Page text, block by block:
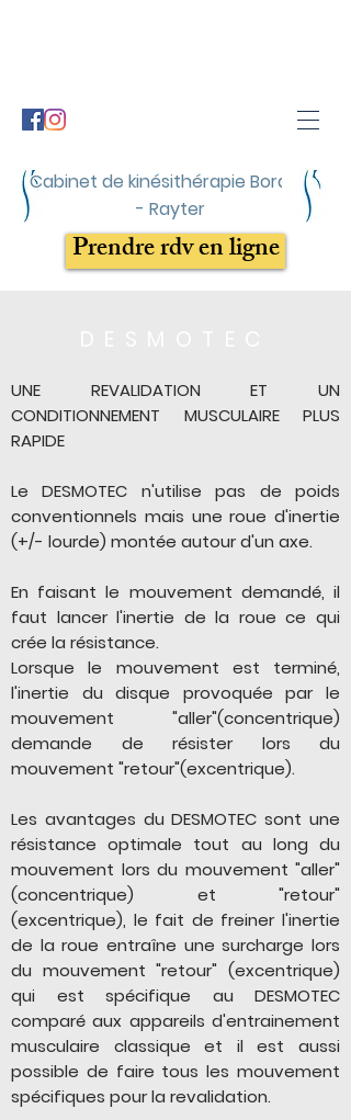
Cabinet de kinésithérapie Boraita
- Rayter
Prendre rdv en ligne
UNE REVALIDATION ET UN
CONDITIONNEMENT MUSCULAIRE PLUS
RAPIDE
Le DESMOTEC n'utilise pas de poids
conventionnels mais une roue d'inertie
(+/- lourde) montée autour d'un axe.
En faisant le mouvement demandé, il
faut lancer l'inertie de la roue ce qui
crée la résistance.
Lorsque le mouvement est terminé,
l'inertie du disque provoquée par le
mouvement "aller"(concentrique)
demande de résister lors du
mouvement "retour"(excentrique).
Les avantages du DESMOTEC sont une
résistance optimale tout au long du
mouvement lors du mouvement "aller"
(concentrique) et "retour"
(excentrique), le fait de freiner l'inertie
de la roue entraîne une surcharge lors
du mouvement "retour" (excentrique)
qui est spécifique au DESMOTEC
comparé aux appareils d'entrainement
musculaire classique et il est aussi
possible de faire tous les mouvement
spécifiques pour la revalidation.